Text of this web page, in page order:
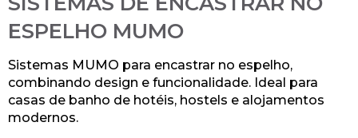
ESPELHO MUMO
Sistemas MUMO para encastrar no espelho,
combinando design e funcionalidade. Ideal para
casas de banho de hotéis, hostels e alojamentos
modernos.